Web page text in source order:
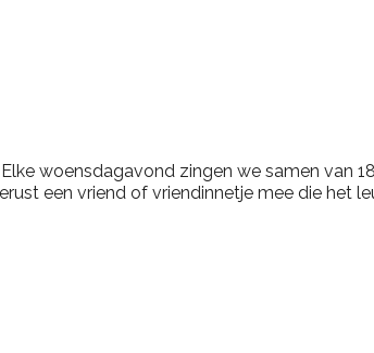
woensdagavond zingen we samen van
een vriend of vriendinnetje mee die het